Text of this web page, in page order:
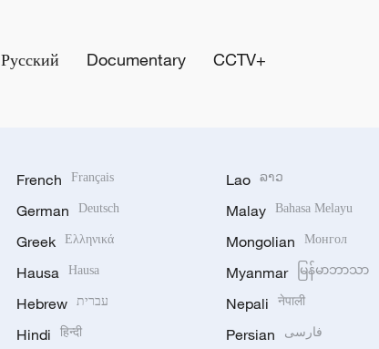
Русский Documentary CCTV+
French Français
German Deutsch
Greek Ελληνικά
Hausa Hausa
Hebrew עברית
Hindi हिन्दी
Lao ລາວ
Malay Bahasa Melayu
Mongolian Монгол
Myanmar မြန်မာဘာသာ
Nepali नेपाली
Persian فارسی